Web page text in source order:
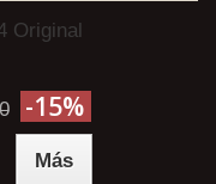
Original
-15%
Más